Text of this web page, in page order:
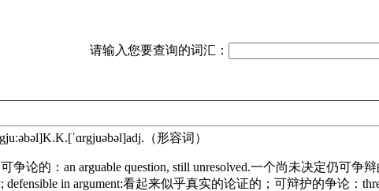
请输入您要查询的词汇：
K.K.[ˈɑrgjuəbəl]adj. （形容词）
争论的： an arguable question, still unresolved.一个尚未决定仍可争辩
defensible in argument:看起来似乎真实的论证的；可辩护的争论：